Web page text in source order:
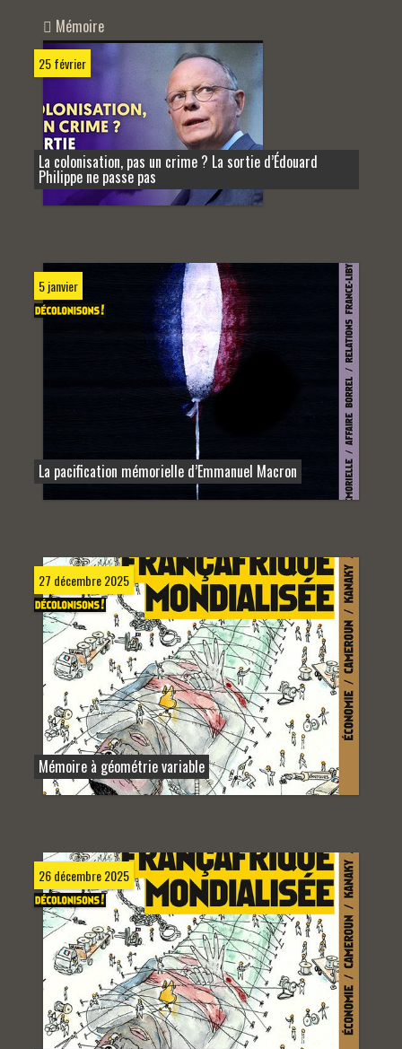
Mémoire
25 février
La colonisation, pas un crime ? La sortie d’Édouard
Philippe ne passe pas
5 janvier
La pacification mémorielle d’Emmanuel Macron
27 décembre 2025
Mémoire à géométrie variable
26 décembre 2025